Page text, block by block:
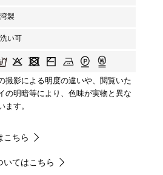
製
い可
撮影による明度の違いや、閲覧いた
の明暗等により、色味が実物と異な
ます。
こちら
いてはこちら